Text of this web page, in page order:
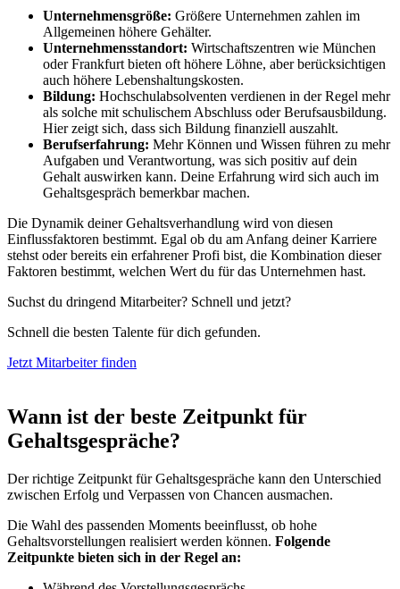
Unternehmensgröße: Größere Unternehmen zahlen im
Allgemeinen höhere Gehälter.
Unternehmensstandort: Wirtschaftszentren wie München
oder Frankfurt bieten oft höhere Löhne, aber berücksichtigen
auch höhere Lebenshaltungskosten.
Bildung: Hochschulabsolventen verdienen in der Regel mehr
als solche mit schulischem Abschluss oder Berufsausbildung.
Hier zeigt sich, dass sich Bildung finanziell auszahlt.
Berufserfahrung: Mehr Können und Wissen führen zu mehr
Aufgaben und Verantwortung, was sich positiv auf dein
Gehalt auswirken kann. Deine Erfahrung wird sich auch im
Gehaltsgespräch bemerkbar machen.
Die Dynamik deiner Gehaltsverhandlung wird von diesen
Einflussfaktoren bestimmt. Egal ob du am Anfang deiner Karriere
stehst oder bereits ein erfahrener Profi bist, die Kombination dieser
Faktoren bestimmt, welchen Wert du für das Unternehmen hast.
Suchst du dringend Mitarbeiter? Schnell und jetzt?
Schnell die besten Talente für dich gefunden.
Jetzt Mitarbeiter finden
Wann ist der beste Zeitpunkt für
Gehaltsgespräche?
Der richtige Zeitpunkt für Gehaltsgespräche kann den Unterschied
zwischen Erfolg und Verpassen von Chancen ausmachen.
Die Wahl des passenden Moments beeinflusst, ob hohe
Gehaltsvorstellungen realisiert werden können. Folgende
Zeitpunkte bieten sich in der Regel an: